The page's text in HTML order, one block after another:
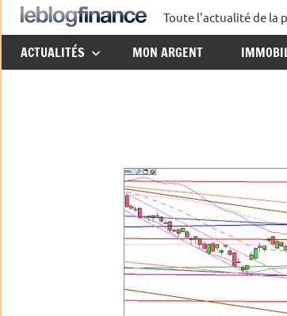
Aller
au
contenu
Le
Blog
Toute l'actualité de la
ACTUALITÉS MON ARGENT